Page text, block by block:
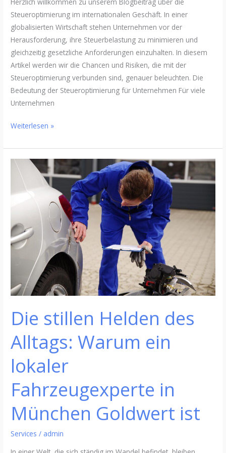
Steueroptimierung im internationalen Geschäft. In einer
globalisierten Wirtschaft stehen Unternehmen vor der
Herausforderung, ihre Steuerbelastung zu minimieren und
gleichzeitig gesetzliche Anforderungen einzuhalten. In diesem
Artikel werden wir die Chancen und Risiken, die mit der
Steueroptimierung verbunden sind, genauer beleuchten. Die
Bedeutung der Steueroptimierung für Unternehmen Für viele
Unternehmen
Weiterlesen »
Die stillen Helden des
Alltags: Warum ein
lokaler
Fahrzeugexperte in
München Goldwert ist
Services / admin
Die
stillen
Helden
Warum
ein
Fahrzeugexperte
München
ist